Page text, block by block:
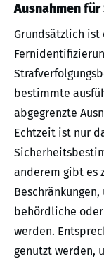
Ausnahmen
Grundsätzlich ist
bestimmte
abgegrenzte
Echtzeit ist nur
anderem gibt es
behördliche
werden.
genutzt werden,